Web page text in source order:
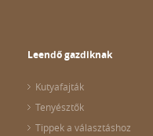
Leendő gazdiknak
Kutyafajták
Tenyésztők
Tippek a választáshoz